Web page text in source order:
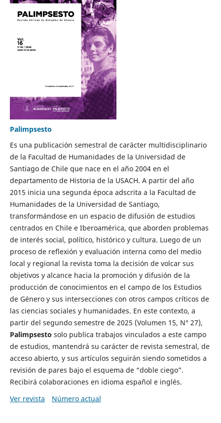
Palimpsesto
Es una publicación semestral de carácter multidisciplinario
de la Facultad de Humanidades de la Universidad de
Santiago de Chile que nace en el año 2004 en el
departamento de Historia de la USACH. A partir del año
2015 inicia una segunda época adscrita a la Facultad de
Humanidades de la Universidad de Santiago,
transformándose en un espacio de difusión de estudios
centrados en Chile e Iberoamérica, que aborden problemas
de interés social, político, histórico y cultura. Luego de un
proceso de reflexión y evaluación interna como del medio
local y regional la revista toma la decisión de volcar sus
objetivos y alcance hacia la promoción y difusión de la
producción de conocimientos en el campo de los Estudios
de Género y sus intersecciones con otros campos críticos de
las ciencias sociales y humanidades. En este contexto, a
partir del segundo semestre de 2025 (Volumen 15, N° 27),
Palimpsesto solo publica trabajos vinculados a este campo
de estudios, mantendrá su carácter de revista semestral, de
acceso abierto, y sus artículos seguirán siendo sometidos a
revisión de pares bajo el esquema de “doble ciego”.
Recibirá colaboraciones en idioma español e inglés.
Ver revista
Número actual